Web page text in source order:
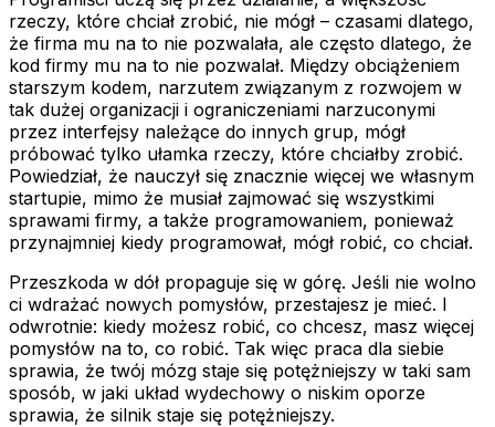
rzeczy, które chciał zrobić, nie mógł – czasami dlatego,
że firma mu na to nie pozwalała, ale często dlatego, że
kod firmy mu na to nie pozwalał. Między obciążeniem
starszym kodem, narzutem związanym z rozwojem w
tak dużej organizacji i ograniczeniami narzuconymi
przez interfejsy należące do innych grup, mógł
próbować tylko ułamka rzeczy, które chciałby zrobić.
Powiedział, że nauczył się znacznie więcej we własnym
startupie, mimo że musiał zajmować się wszystkimi
sprawami firmy, a także programowaniem, ponieważ
przynajmniej kiedy programował, mógł robić, co chciał.
Przeszkoda w dół propaguje się w górę. Jeśli nie wolno
ci wdrażać nowych pomysłów, przestajesz je mieć. I
odwrotnie: kiedy możesz robić, co chcesz, masz więcej
pomysłów na to, co robić. Tak więc praca dla siebie
sprawia, że twój mózg staje się potężniejszy w taki sam
sposób, w jaki układ wydechowy o niskim oporze
sprawia, że silnik staje się potężniejszy.